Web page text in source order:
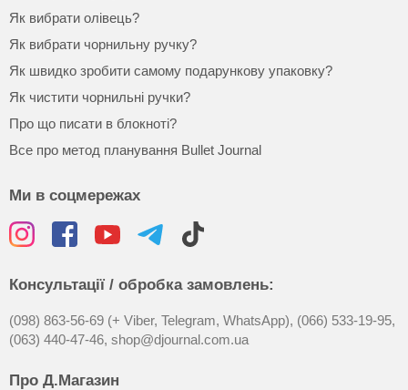
Як вибрати олівець?
Як вибрати чорнильну ручку?
Як швидко зробити самому подарункову упаковку?
Як чистити чорнильні ручки?
Про що писати в блокноті?
Все про метод планування Bullet Journal
Ми в соцмережах
Консультації / обробка замовлень:
(098) 863-56-69 (+ Viber, Telegram, WhatsApp), (066) 533-19-95,
(063) 440-47-46, shop@djournal.com.ua
Про Д.Магазин